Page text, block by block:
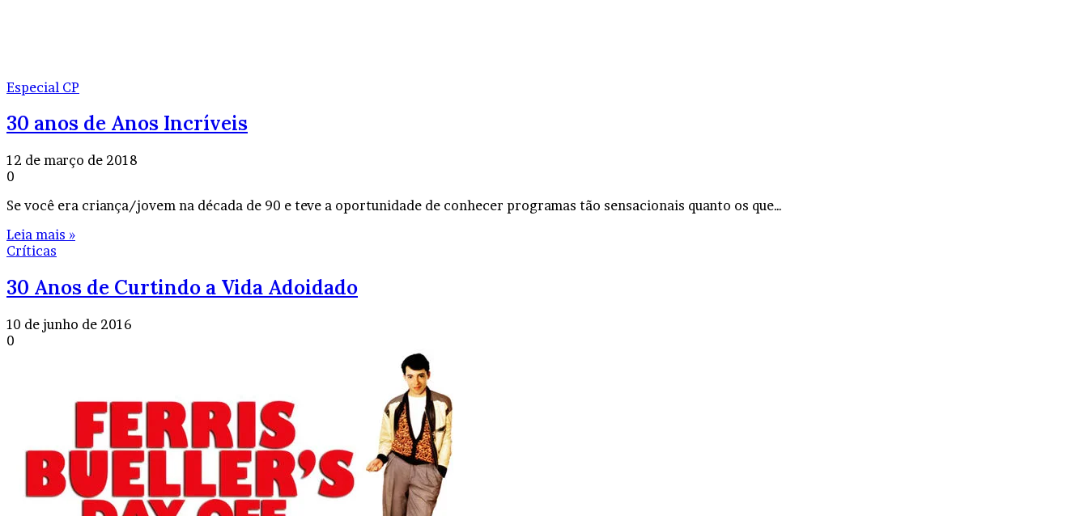
Especial CP
30 anos de Anos Incríveis
12 de março de 2018
0
Se você era criança/jovem na década de 90 e teve a oportunidade de conhecer programas tão sensacionais quanto os que…
Leia mais »
Críticas
30 Anos de Curtindo a Vida Adoidado
10 de junho de 2016
0